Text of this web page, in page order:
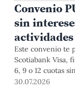
Convenio
sin
Este convenio te
Scotiabank Visa,
6, 9 o 12 cuotas
hasta el 31 de
30.07.2026